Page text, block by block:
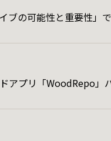
ブの可能性と重要性」
アプリ「WoodRepo」